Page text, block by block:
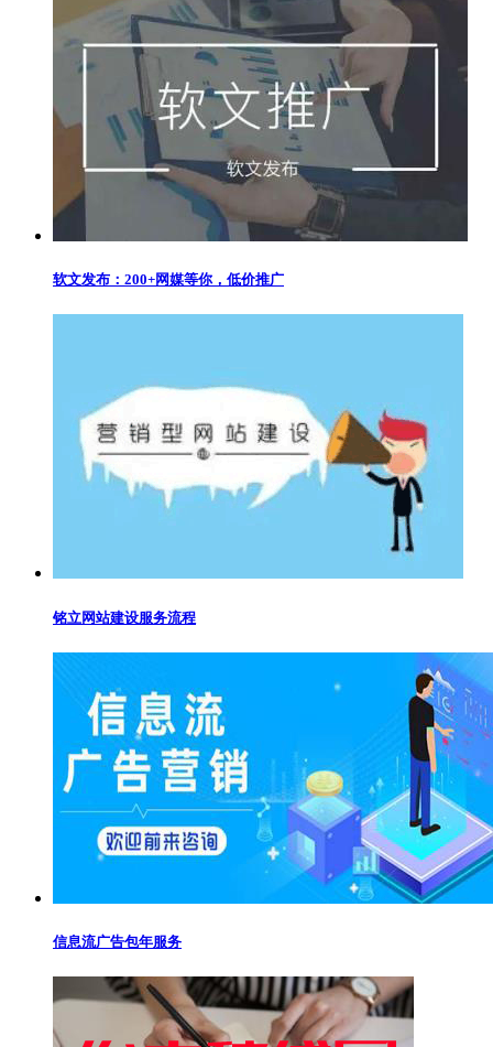
软文发布：200+网媒等你，低价推广
铭立网站建设服务流程
信息流广告包年服务